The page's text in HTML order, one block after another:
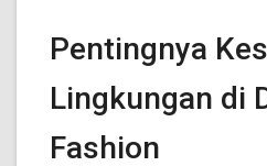
Pentingnya
Lingkungan di
Fashion